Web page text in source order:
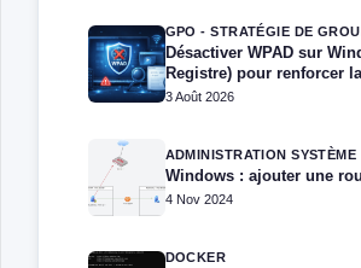
GPO - STRATÉGIE DE
Désactiver WPAD sur
Registre) pour renforcer
3 Août 2026
ADMINISTRATION SYSTÈME
Windows : ajouter une
4 Nov 2024
DOCKER